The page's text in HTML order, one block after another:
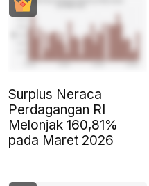
Surplus Neraca
Perdagangan RI
Melonjak 160,81%
pada Maret 2026